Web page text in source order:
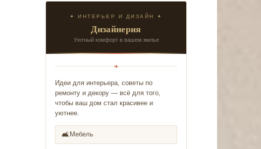
✦ ИНТЕРЬЕР И ДИЗАЙН ✦
Дизайнерия
Уютный комфорт в вашем жилье
❧
Идеи для интерьера, советы по
ремонту и декору — всё для того,
чтобы ваш дом стал красивее и
уютнее.
🛋️ Мебель